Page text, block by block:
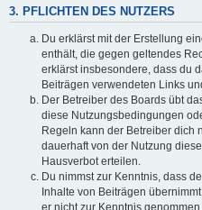
3. PFLICHTEN DES NUTZERS
Du erklärst mit der Erstellung
enthält, die gegen geltendes
erklärst insbesondere, dass du
Beiträgen verwendeten Links
Der Betreiber des Boards übt
diese Nutzungsbedingungen
Regeln kann der Betreiber dich
dauerhaft von der Nutzung
Hausverbot erteilen.
Du nimmst zur Kenntnis, dass
Inhalte von Beiträgen
er nicht zur Kenntnis